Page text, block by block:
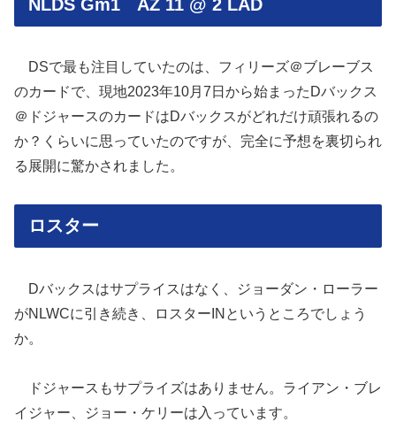
NLDS Gm1 AZ 11 @ 2 LAD
DSで最も注目していたのは、フィリーズ＠ブレーブス
のカードで、現地2023年10月7日から始まったDバックス
＠ドジャースのカードはDバックスがどれだけ頑張れるの
か？くらいに思っていたのですが、完全に予想を裏切られ
る展開に驚かされました。
ロスター
Dバックスはサプライスはなく、ジョーダン・ローラー
がNLWCに引き続き、ロスターINというところでしょう
か。
ドジャースもサプライズはありません。ライアン・ブレ
イジャー、ジョー・ケリーは入っています。